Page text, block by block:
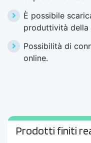
È possibile
produttività della
Possibilità di
online.
Prodotti finiti